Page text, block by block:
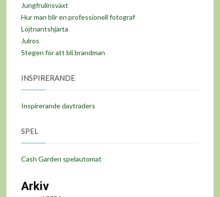
Jungfrulinsväxt
Hur man blir en professionell fotograf
Löjtnantshjärta
Julros
Stegen för att bli brandman
INSPIRERANDE
Inspirerande daytraders
SPEL
Cash Garden spelautomat
Arkiv